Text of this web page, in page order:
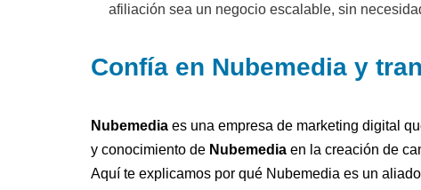
afiliación sea un negocio escalable, sin
Confía en Nubemedia y
Nubemedia es una empresa de marketing digital
y conocimiento de Nubemedia en la creación de
Aquí te explicamos por qué Nubemedia es un